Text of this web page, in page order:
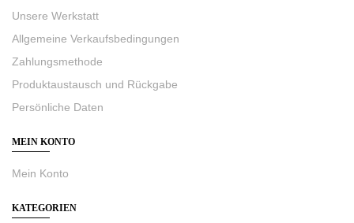
Unsere Werkstatt
Allgemeine Verkaufsbedingungen
Zahlungsmethode
Produktaustausch und Rückgabe
Persönliche Daten
MEIN KONTO
Mein Konto
KATEGORIEN